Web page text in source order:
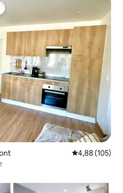
Évaluation
4,88 (105)